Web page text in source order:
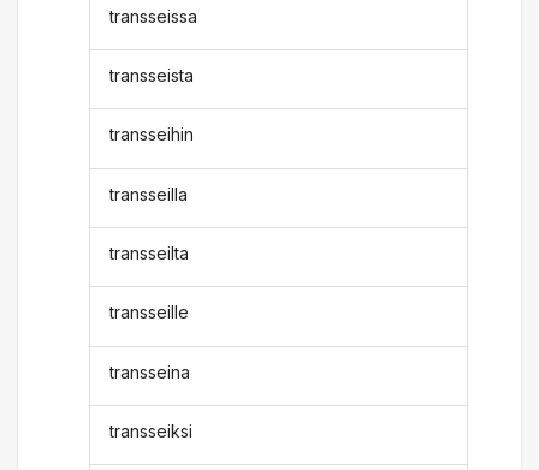
transseissa
transseista
transseihin
transseilla
transseilta
transseille
transseina
transseiksi